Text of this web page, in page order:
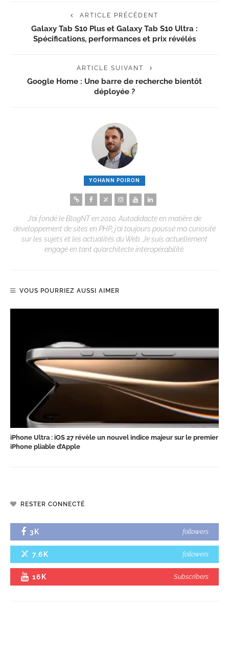
ARTICLE PRÉCÉDENT
Galaxy Tab S10 Plus et Galaxy Tab S10 Ultra :
Spécifications, performances et prix révélés
ARTICLE SUIVANT
Google Home : Une barre de recherche bientôt
déployée ?
YOHANN POIRON
J’ai fondé le BlogNT en 2010. Autodidacte en matière de
développement de sites en PHP, j’ai toujours poussé ma curiosité
sur les sujets et les actualités du Web. Je suis actuellement
engagé en tant qu’architecte interopérabilité.
VOUS POURRIEZ AUSSI AIMER
iPhone Ultra : iOS 27 révèle un nouvel indice majeur sur le premier
iPhone pliable d’Apple
RESTER CONNECTÉ
3K followers
7.6K followers
16K Subscribers